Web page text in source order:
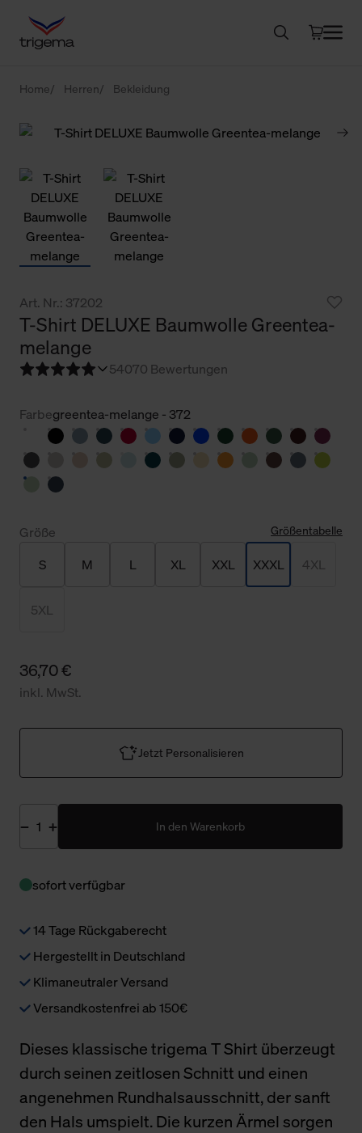
Home Herren Bekleidung
Art. Nr.: 37202
T-Shirt DELUXE Baumwolle Greentea-
melange
54070 Bewertungen
Farbegreentea-melange - 372
Größe Größentabelle
S M L XL XXL XXXL 4XL
5XL
36,70 €
inkl. MwSt.
Jetzt Personalisieren
In den Warenkorb
sofort verfügbar
14 Tage Rückgaberecht
Hergestellt in Deutschland
Klimaneutraler Versand
Versandkostenfrei ab 150€
Dieses klassische trigema T Shirt überzeugt
durch seinen zeitlosen Schnitt und einen
angenehmen Rundhalsausschnitt, der sanft
den Hals umspielt. Die kurzen Ärmel sorgen